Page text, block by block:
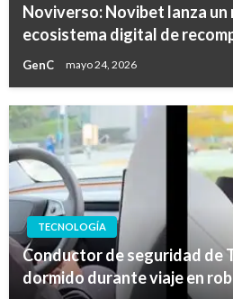
Noviverso: Novibet lanza un
ecosistema digital de
GenC mayo 24, 2026
TECNOLOGÍA
Conductor de seguridad de
dormido durante viaje en